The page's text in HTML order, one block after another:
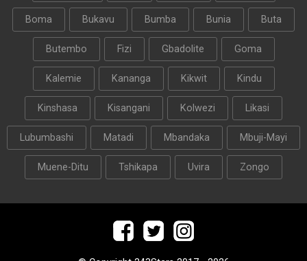
Boma Bukavu Bumba Bunia Buta
Butembo Fizi Gbadolite Goma
Kalemie Kananga Kikwit Kindu
Kinshasa Kisangani Kolwezi Likasi
Lubumbashi Matadi Mbandaka Mbuji-Mayi
Muene-Ditu Tshikapa Uvira Zongo